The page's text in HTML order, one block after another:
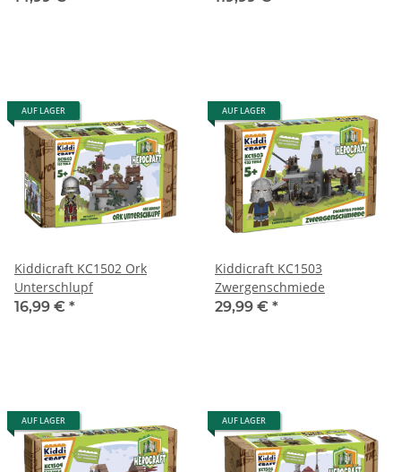
AUF LAGER
Kiddicraft KC1502 Ork
Unterschlupf
16,99 € *
AUF LAGER
Kiddicraft KC1503
Zwergenschmiede
29,99 € *
AUF LAGER AUF LAGER